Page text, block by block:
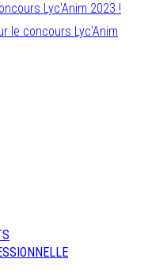
Lyc'Anim 2023 !
le concours Lyc'Anim